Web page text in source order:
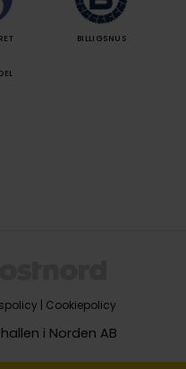
BILLIGSNUS
| Cookiepolicy
i Norden AB